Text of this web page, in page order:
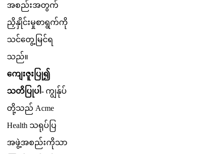
အစညအတက
ညနငမစရကက
သငတ မငရ
သည။
ကဇ ပ၍
သတ ပပ- ကနပ
တသည Acme
Health သရပ ပ
အဖအစညကသ